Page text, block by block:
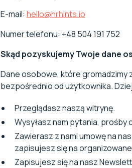
E-mail: hello@hrhints.io
Numer telefonu: +48 504 191 752
Skąd pozyskujemy Twoje dane
Dane osobowe, które
bezpośrednio od użytkownika.
Przeglądasz naszą witrynę.
Wysyłasz nam pytania, prośby
Zawierasz z nami umowę na
zapisujesz się na
Zapisujesz się na nasz